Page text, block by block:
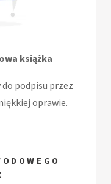
książka
podpisu przez
oprawie.